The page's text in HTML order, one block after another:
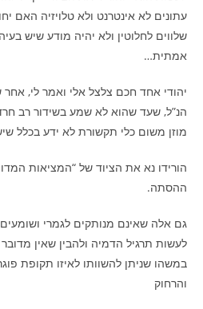
עתונים לא אינטרנט ולא טלויזיה האם
שלווים לחלוטין ולא יהיה מודע שיש
אמתית…
יהודי אחד חכם צלצל אלי ואמר לי,
הנ”ל, שעד שהוא לא שמע בשידור רב
מוזן משום כלי תקשורת לא ידע בכלל
הורידו נא את הציוד של “המציאות
ההסתה.
גם אלה שאינם מנותקים לגמרי
לעשות תרגיל הדמיה ולהבין שאין
במשהו שניתן להשוותו לאיזו תקופת
והרחוק